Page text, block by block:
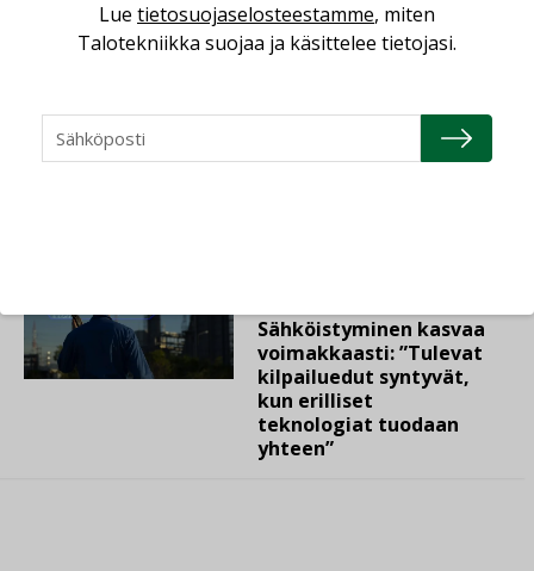
LEHDEN ARTIKKELIT
06.08.2026
lisää lämpöhäviöitä
Sähköistyminen kasvaa
voimakkaasti: ”Tulevat
kilpailuedut syntyvät,
kun erilliset
teknologiat tuodaan
yhteen”
Lue tietosuojaselosteestamme, miten
Talotekniikka suojaa ja käsittelee tietojasi.